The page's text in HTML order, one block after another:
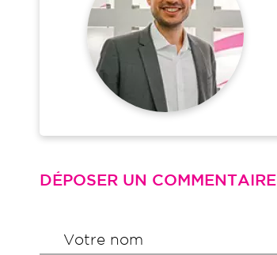
DÉPOSER UN COMMENTAIRE
Votre nom